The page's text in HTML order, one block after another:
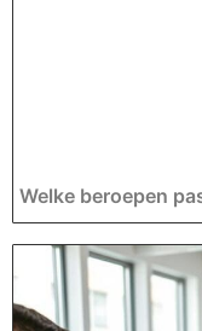
Welke beroepen